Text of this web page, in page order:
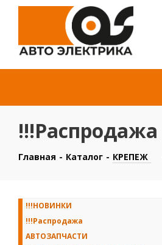
!!!Распродажа
Главная - Каталог - КРЕПЕЖ
!!!НОВИНКИ
!!!Распродажа
АВТОЗАПЧАСТИ